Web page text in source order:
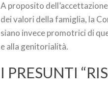
A proposito
dei valori della famiglia, la
siano invece promotrici di
e alla genitorialità.
I PRESUNTI